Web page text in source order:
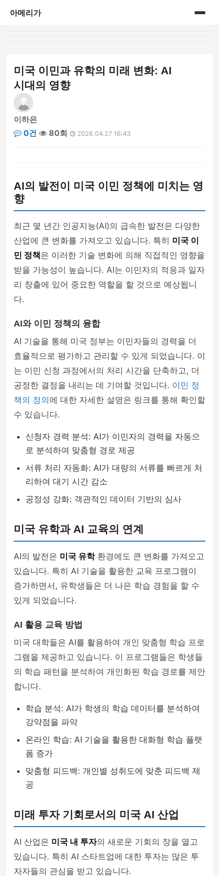
아메리가
미국 이민과 유학의 미래 변화: AI
시대의 영향
이하은
0건
80회 2026.04.27 16:43
AI의 발전이 미국 이민 정책에 미치는 영
향
최근 몇 년간 인공지능(AI)의 급속한 발전은 다양한
산업에 큰 변화를 가져오고 있습니다. 특히 미국 이
민 정책은 이러한 기술 변화에 의해 직접적인 영향을
받을 가능성이 높습니다. AI는 이민자의 적응과 일자
리 창출에 있어 중요한 역할을 할 것으로 예상됩니
다.
AI와 이민 정책의 융합
AI 기술을 통해 미국 정부는 이민자들의 경력을 더
효율적으로 평가하고 관리할 수 있게 되었습니다. 이
는 이민 신청 과정에서의 처리 시간을 단축하고, 더
공정한 결정을 내리는 데 기여할 것입니다. 이민 정
책의 정의 에 대한 자세한 설명은 링크를 통해 확인할
수 있습니다.
신청자 경력 분석: AI가 이민자의 경력을 자동으
로 분석하여 맞춤형 경로 제공
서류 처리 자동화: AI가 대량의 서류를 빠르게 처
리하여 대기 시간 감소
공정성 강화: 객관적인 데이터 기반의 심사
미국 유학과 AI 교육의 연계
AI의 발전은 미국 유학환경에도 큰 변화를 가져오고
있습니다. 특히 AI 기술을 활용한 교육 프로그램이
증가하면서, 유학생들은 더 나은 학습 경험을 할 수
있게 되었습니다.
AI 활용 교육 방법
미국 대학들은 AI를 활용하여 개인 맞춤형 학습 프로
그램을 제공하고 있습니다. 이 프로그램들은 학생들
의 학습 패턴을 분석하여 개인화된 학습 경로를 제안
합니다.
학습 분석: AI가 학생의 학습 데이터를 분석하여
강약점을 파악
온라인 학습: AI 기술을 활용한 대화형 학습 플랫
폼 증가
맞춤형 피드백: 개인별 성취도에 맞춘 피드백 제
공
미래 투자 기회로서의 미국 AI 산업
AI 산업은 미국 내 투자의 새로운 기회의 장을 열고
있습니다. 특히 AI 스타트업에 대한 투자는 많은 투
자자들의 관심을 받고 있습니다.